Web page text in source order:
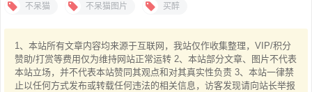
不呆猫 不呆猫图片 买醉
1、本站所有文章内容均来源于互联网，我站仅作收集整理，VIP/积分
赞助/打赏等费用仅为维持网站正常运转 2、本站部分文章、图片不代表
本站立场，并不代表本站赞同其观点和对其真实性负责 3、本站一律禁
止以任何方式发布或转载任何违法的相关信息，访客发现请向站长举报